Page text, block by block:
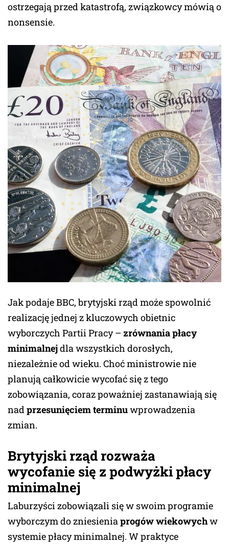
ostrzegają przed katastrofą, związkowcy mówią o
nonsensie.
Jak podaje BBC, brytyjski rząd może spowolnić
realizację jednej z kluczowych obietnic
wyborczych Partii Pracy – zrównania płacy
minimalnejdla wszystkich dorosłych,
niezależnie od wieku. Choć ministrowie nie
planują całkowicie wycofać się z tego
zobowiązania, coraz poważniej zastanawiają się
nadprzesunięciem terminuwprowadzenia
zmian.
Brytyjski rząd rozważa
wycofanie się z podwyżki płacy
minimalnej
Laburzyści zobowiązali się w swoim programie
wyborczym do zniesieniaprogów wiekowychw
systemie płacy minimalnej. W praktyce